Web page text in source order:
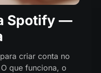
Spotify —
criar conta no
que funciona, o